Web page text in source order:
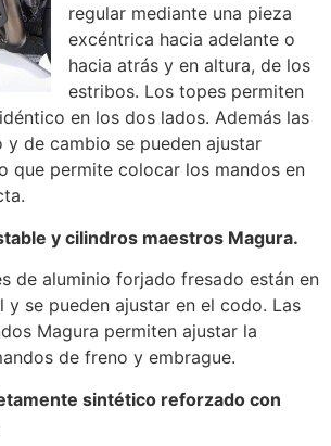
regular mediante una pieza
excéntrica hacia adelante o
hacia atrás y en altura, de los
estribos. Los topes permiten
en los dos lados. Además las
y de cambio se pueden ajustar
que permite colocar los mandos en
y cilindros maestros Magura.
de aluminio forjado fresado están en
y se pueden ajustar en el codo. Las
Magura permiten ajustar la
de freno y embrague.
sintético reforzado con